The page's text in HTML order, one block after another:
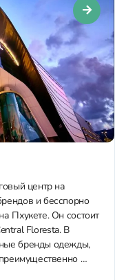
центр на
и бесспорно
Пхукете. Он состоит
Floresta. В
бренды одежды,